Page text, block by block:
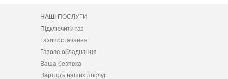
НАШІ ПОСЛУГИ
Підключити газ
Газопостачання
Газове обладнання
Ваша безпека
Вартість наших послуг